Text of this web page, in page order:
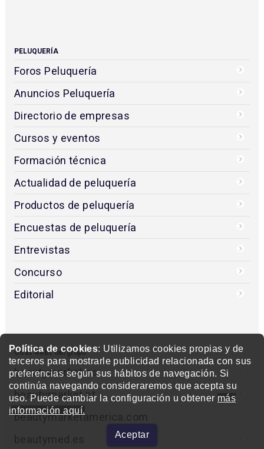
Política de cookies: Utilizamos cookies propias y de
terceros para mostrarle publicidad relacionada con sus
preferencias según sus hábitos de navegación. Si
continúa navegando consideraremos que acepta su
uso. Puede cambiar la configuración u obtener más
información aquí.
Aceptar
PELUQUERÍA
Foros Peluquería
Anuncios Peluquería
Directorio de empresas
Cursos y eventos
Formación técnica
Actualidad de peluquería
Productos de peluquería
Encuestas de peluquería
Entrevistas
Concurso
Editorial
Otras webs del grupo
beautymarket.es
beautymarket.pt
beautymarketamerica.com
beautymed.es